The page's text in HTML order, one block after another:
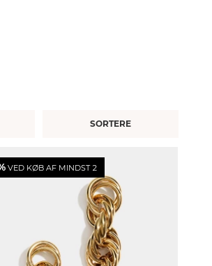
VED KØB AF MINDST 2